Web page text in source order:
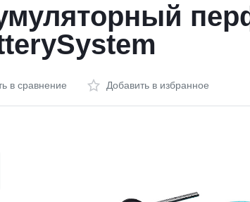
в сравнение Добавить в избранное